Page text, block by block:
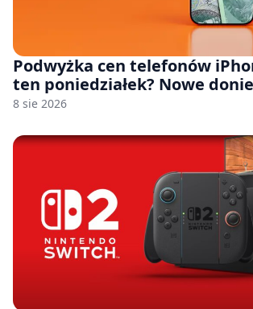
Podwyżka cen telefonów
ten poniedziałek? Nowe
8 sie 2026